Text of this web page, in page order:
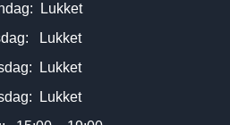
Lukket
Lukket
Lukket
Lukket